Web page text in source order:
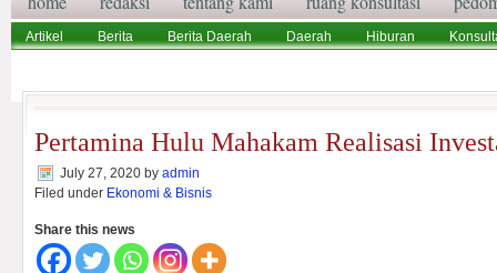
Artikel Berita Berita Daerah Daerah Hiburan
Pertamina Hulu Mahakam Realisasi
July 27, 2020 by admin
Filed under Ekonomi & Bisnis
Share this news